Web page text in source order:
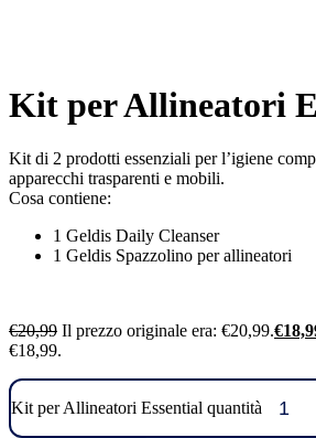
Kit per Allineatori
Kit di 2 prodotti essenziali per l’igiene
apparecchi trasparenti e mobili.
Cosa contiene:
1 Geldis Daily Cleanser
1 Geldis Spazzolino per allineatori
€20,99 Il prezzo originale era: €20,99.€
€18,99.
Kit per Allineatori Essential quantità